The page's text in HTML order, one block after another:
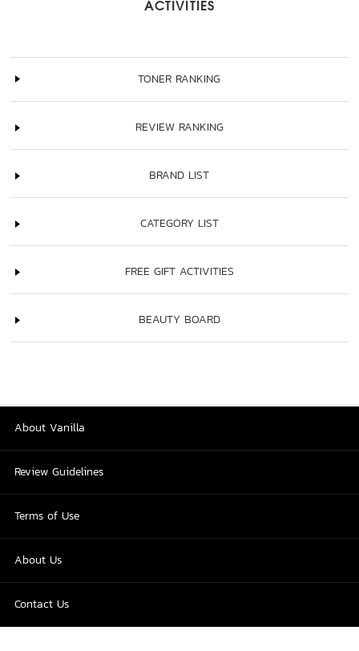
ACTIVITIES
TONER RANKING
REVIEW RANKING
BRAND LIST
CATEGORY LIST
FREE GIFT ACTIVITIES
BEAUTY BOARD
About Vanilla
Review Guidelines
Terms of Use
About Us
Contact Us